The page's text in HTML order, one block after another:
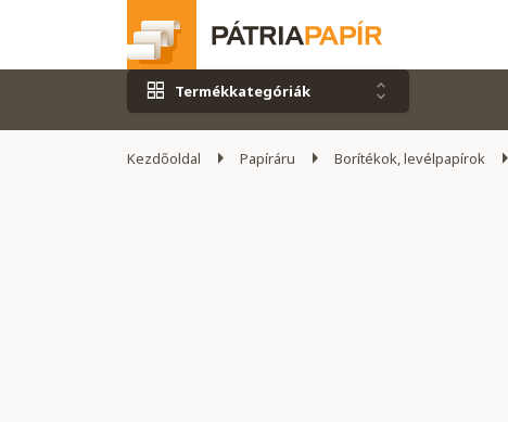
Termékkategóriák
Kezdőoldal
Papíráru Borítékok, levélpapírok